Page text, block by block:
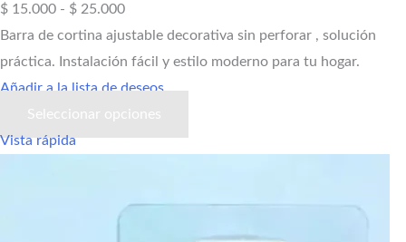
$ 15.000 - $ 25.000
Barra de cortina ajustable decorativa sin perforar , solución
práctica. Instalación fácil y estilo moderno para tu hogar.
Añadir a la lista de deseos
Seleccionar opciones
Vista rápida